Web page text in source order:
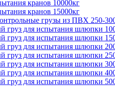
кранов 10000кг
кранов 15000кг
грузы из ПВХ 250-
груз для испытания шлюпки
груз для испытания шлюпки
груз для испытания шлюпки
груз для испытания шлюпки
груз для испытания шлюпки
груз для испытания шлюпки
груз для испытания шлюпки